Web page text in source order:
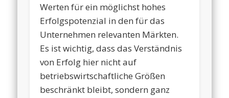
Werten für ein möglichst hohes
Erfolgspotenzial in den für das
Unternehmen relevanten Märkten.
Es ist wichtig, dass das Verständnis
von Erfolg hier nicht auf
betriebswirtschaftliche Größen
beschränkt bleibt, sondern ganz